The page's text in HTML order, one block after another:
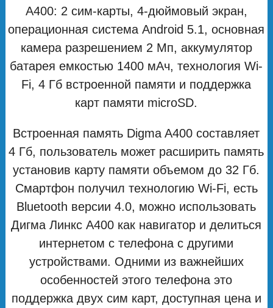
А400: 2 сим-карты, 4-дюймовый экран,
операционная система Android 5.1, основная
камера разрешением 2 Мп, аккумулятор
батарея емкостью 1400 мAч, технология Wi-
Fi, 4 Гб встроенной памяти и поддержка
карт памяти microSD.
Встроенная память Digma A400 составляет
4 Гб, пользователь может расширить память
установив карту памяти объемом до 32 Гб.
Смартфон получил технологию Wi-Fi, есть
Bluetooth версии 4.0, можно использовать
Дигма Линкс А400 как навигатор и делиться
интернетом с телефона с другими
устройствами. Одними из важнейших
особенностей этого телефона это
поддержка двух сим карт, доступная цена и